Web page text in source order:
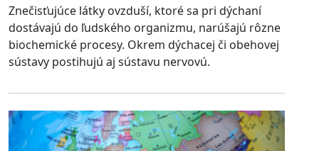
Znečisťujúce látky ovzduší, ktoré sa pri dýchaní
dostávajú do ľudského organizmu, narúšajú rôzne
biochemické procesy. Okrem dýchacej či obehovej
sústavy postihujú aj sústavu nervovú.